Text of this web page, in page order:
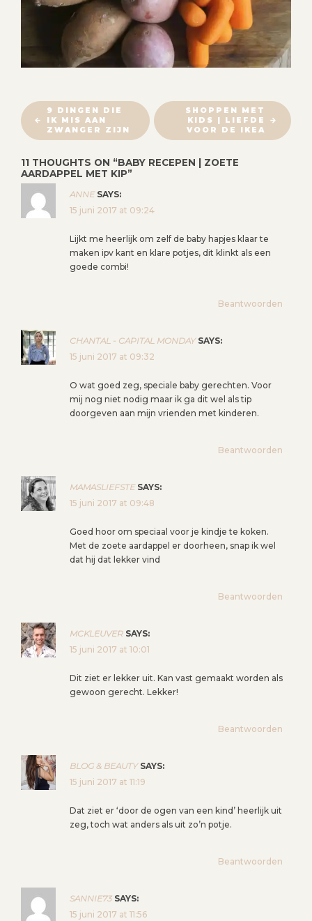
B
E
I
C
H
T
T
I
E
9 DINGEN DIE
IK MIS AAN
ZWANGER ZIJN
SHOPPEN MET
KIDS | LIEFDE
VOOR DE IKEA
11 THOUGHTS ON “BABY RECEPEN | ZOETE
AARDAPPEL MET KIP”
ANNE SAYS:
15 juni 2017 at 09:24
Lijkt me heerlijk om zelf de baby hapjes klaar te
maken ipv kant en klare potjes, dit klinkt als een
goede combi!
Beantwoorden
CHANTAL - CAPITAL MONDAY SAYS:
15 juni 2017 at 09:32
O wat goed zeg, speciale baby gerechten. Voor
mij nog niet nodig maar ik ga dit wel als tip
doorgeven aan mijn vrienden met kinderen.
Beantwoorden
MAMASLIEFSTE SAYS:
15 juni 2017 at 09:48
Goed hoor om speciaal voor je kindje te koken.
Met de zoete aardappel er doorheen, snap ik wel
dat hij dat lekker vind
Beantwoorden
MCKLEUVER SAYS:
15 juni 2017 at 10:01
Dit ziet er lekker uit. Kan vast gemaakt worden als
gewoon gerecht. Lekker!
Beantwoorden
BLOG & BEAUTY SAYS:
15 juni 2017 at 11:19
Dat ziet er ‘door de ogen van een kind’ heerlijk uit
zeg, toch wat anders als uit zo’n potje.
Beantwoorden
SANNIE73 SAYS:
15 juni 2017 at 11:56